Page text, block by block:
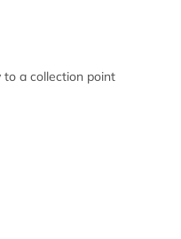
to a collection point